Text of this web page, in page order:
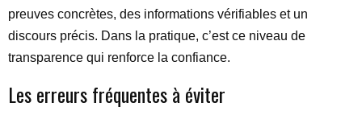
preuves concrètes, des informations vérifiables et un
discours précis. Dans la pratique, c’est ce niveau de
transparence qui renforce la confiance.
Les erreurs fréquentes à éviter